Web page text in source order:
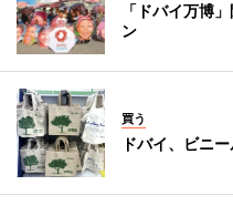
「ドバイ万博
ン
買う
ドバイ、ビニ